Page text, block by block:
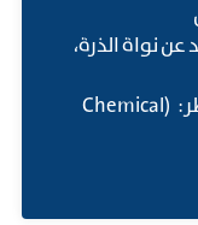
عن نواة الذرة،
تصبح أقل من طاقتها قبل الارتباط.;(انظر: (Chemical